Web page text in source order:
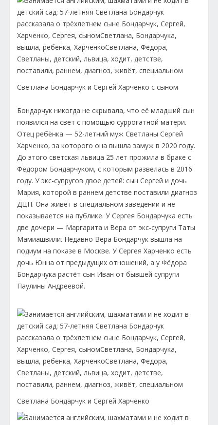
Светлана Бондарчук и Сергей Харченко с сыном
Бондарчук никогда не скрывала, что её младший сын
появился на свет с помощью суррогатной матери.
Отец ребёнка — 52-летний муж Светланы Сергей
Харченко, за которого она вышла замуж в 2020 году.
До этого светская львица 25 лет прожила в браке с
Фёдором Бондарчуком, с которым развелась в 2016
году. У экс-супругов двое детей: сын Сергей и дочь
Мария, которой в раннем детстве поставили диагноз
ДЦП. Она живёт в специальном заведении и не
показывается на публике. У Сергея Бондарчука есть
две дочери — Маргарита и Вера от экс-супруги Таты
Мамиашвили. Недавно Вера Бондарчук вышла на
подиум на показе в Москве. У Сергея Харченко есть
дочь Юнна от предыдущих отношений, а у Фёдора
Бондарчука растёт сын Иван от бывшей супруги
Паулины Андреевой.
Светлана Бондарчук и Сергей Харченко